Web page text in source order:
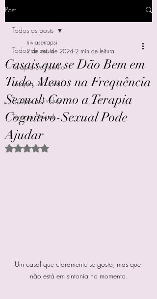
Post
Todos os posts
Terapia De Família
Terapia De Casal
Terapia Individual
Terapia Sexual
Todos os posts
Casais que se Dão Bem em
Tudo, Menos na Frequência
Sexual: Como a Terapia
Cognitivo-Sexual Pode
Ajudar
niviaserrapsi
2 de set. de 2024 2 min de leitura
Avaliado com NaN de 5 estrelas.
Um casal que claramente se gosta, mas que
não está em sintonia no momento.